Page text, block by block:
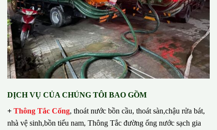
DỊCH VỤ CỦA CHÚNG TÔI BAO GỒM
+ Thông Tắc Cống, thoát nước bồn cầu, thoát sàn,chậu rửa bát,
nhà vệ sinh,bồn tiểu nam, Thông Tắc đường ống nước sạch gia